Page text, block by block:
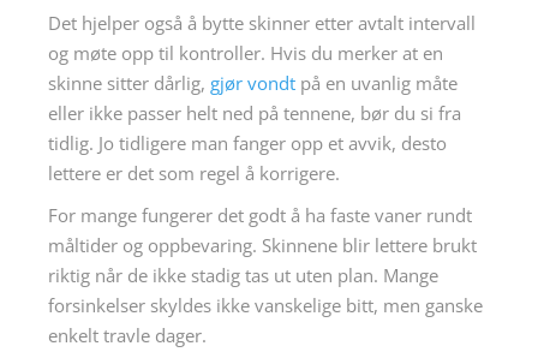
Det hjelper også å bytte skinner etter avtalt intervall
og møte opp til kontroller. Hvis du merker at en
skinne sitter dårlig, gjør vondt på en uvanlig måte
eller ikke passer helt ned på tennene, bør du si fra
tidlig. Jo tidligere man fanger opp et avvik, desto
lettere er det som regel å korrigere.
For mange fungerer det godt å ha faste vaner rundt
måltider og oppbevaring. Skinnene blir lettere brukt
riktig når de ikke stadig tas ut uten plan. Mange
forsinkelser skyldes ikke vanskelige bitt, men ganske
enkelt travle dager.